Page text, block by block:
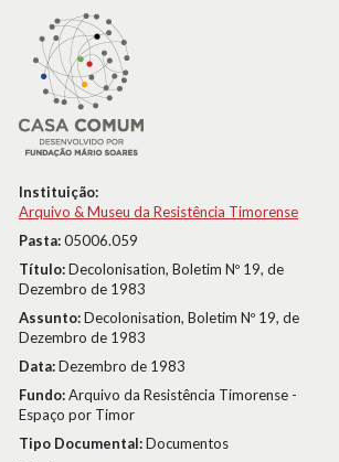
Instituição:
Arquivo & Museu da Resistência Timorense
Pasta:05006.059
Título:Decolonisation, Boletim Nº 19, de
Dezembro de 1983
Assunto:Decolonisation, Boletim Nº 19, de
Dezembro de 1983
Data:Dezembro de 1983
Fundo:Arquivo da Resistência Timorense -
Espaço por Timor
Tipo Documental:Documentos